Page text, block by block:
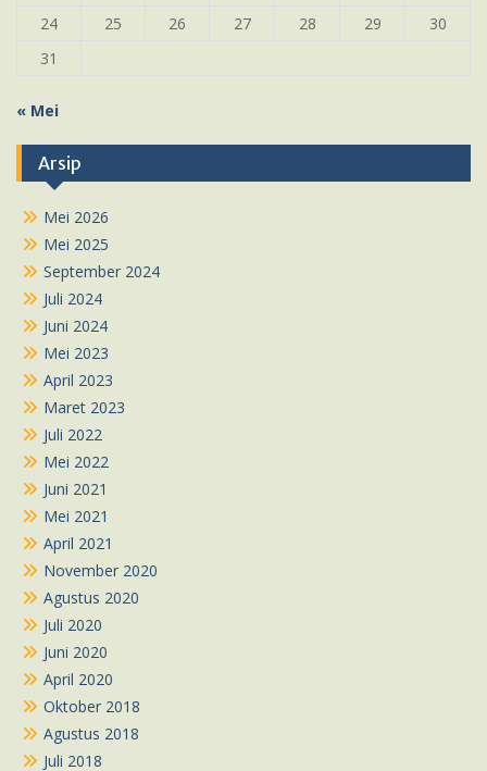
24
25 26 27 28 29
30
31
« Mei
Arsip
Mei 2026
Mei 2025
September 2024
Juli 2024
Juni 2024
Mei 2023
April 2023
Maret 2023
Juli 2022
Mei 2022
Juni 2021
Mei 2021
April 2021
November 2020
Agustus 2020
Juli 2020
Juni 2020
April 2020
Oktober 2018
Agustus 2018
Juli 2018